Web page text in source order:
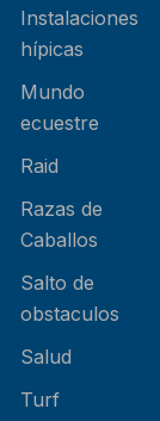
Instalaciones
hípicas
Mundo
ecuestre
Raid
Razas de
Caballos
Salto de
obstaculos
Salud
Turf